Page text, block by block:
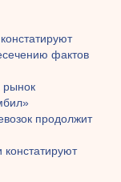
фактов
рынок
продолжит